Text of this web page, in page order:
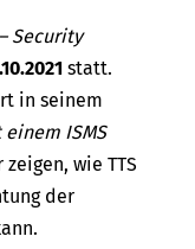
Security
statt.
in seinem
ISMS
wie TTS
der